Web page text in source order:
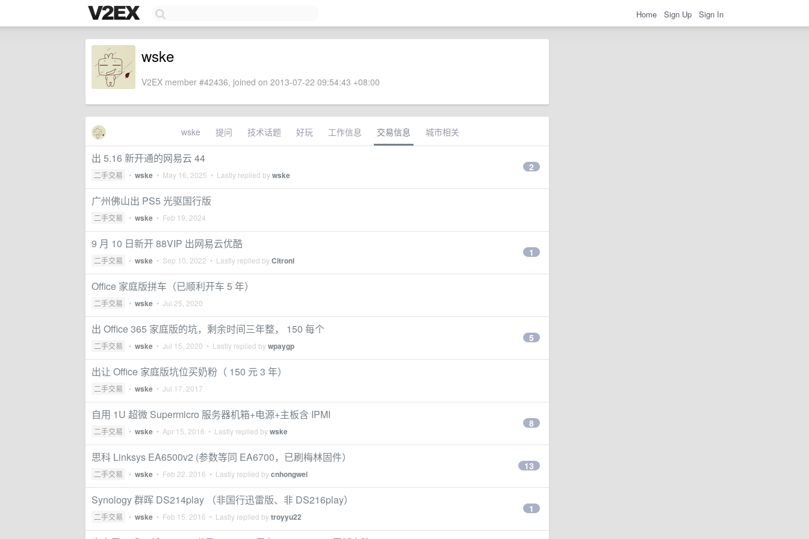
Home Sign Up Sign In
wske
V2EX member #42436, joined on 2013-07-22 09:54:43 +08:00
wske 提问 技术话题 好玩 工作信息 交易信息 城市相关
出 5.16 新开通的网易云 44
二手交易 • wske • May 16, 2025 • Lastly replied bywske
2
广州佛山出 PS5 光驱国行版
二手交易 • wske • Feb 19, 2024
9 月 10 日新开 88VIP 出网易云优酷
二手交易 • wske • Sep 10, 2022 • Lastly replied byCitronl
1
Office 家庭版拼车（已顺利开车 5 年）
二手交易 • wske • Jul 25, 2020
出 Office 365 家庭版的坑，剩余时间三年整， 150 每个
二手交易 • wske • Jul 15, 2020 • Lastly replied bywpaygp
5
出让 Office 家庭版坑位买奶粉（ 150 元 3 年）
二手交易 • wske • Jul 17, 2017
自用 1U 超微 Supermicro 服务器机箱+电源+主板含 IPMI
二手交易 • wske • Apr 15, 2016 • Lastly replied bywske
8
思科 Linksys EA6500v2 (参数等同 EA6700，已刷梅林固件）
二手交易 • wske • Feb 22, 2016 • Lastly replied bycnhongwei
13
Synology 群晖 DS214play （非国行迅雷版、非 DS216play）
二手交易 • wske • Feb 15, 2016 • Lastly replied bytroyyu22
1